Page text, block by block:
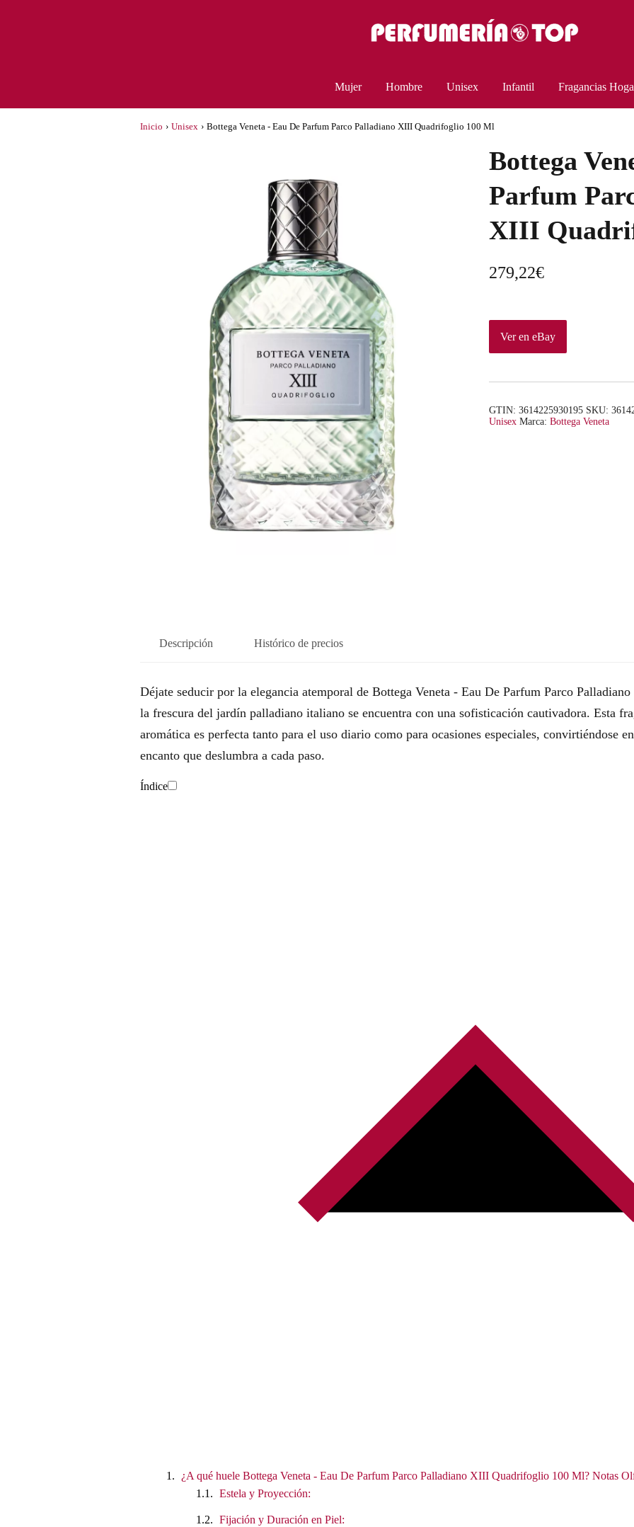
Mujer Hombre Unisex Infantil Fragancias
Inicio › Unisex › Bottega Veneta - Eau De Parfum Parco Palladiano XIII Quadrifoglio 100 Ml
Bottega
Parfum
XIII
279,22€
Ver en eBay
GTIN: 3614225930195 SKU:
Unisex Marca: Bottega Veneta
Descripción Histórico de precios
Déjate seducir por la elegancia atemporal de Bottega Veneta - Eau De Parfum Parco
la frescura del jardín palladiano italiano se encuentra con una sofisticación cautivadora. Esta
aromática es perfecta tanto para el uso diario como para ocasiones especiales, convirtiéndose
encanto que deslumbra a cada paso.
Índice
¿A qué huele Bottega Veneta - Eau De Parfum Parco Palladiano XIII Quadrifoglio 100 Ml? Notas
Estela y Proyección:
Fijación y Duración en Piel: